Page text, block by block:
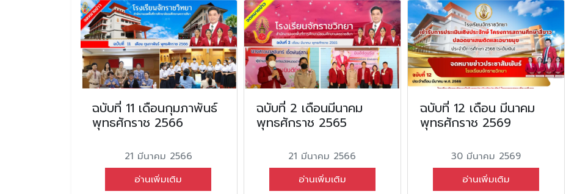
ฉบับที่ 11 เดือนกุมภาพันธ์
พุทธศักราช 2566
21 มีนาคม 2566
อ่านเพิ่มเติม
ฉบับที่ 2 เดือนมีนาคม
พุทธศักราช 2565
21 มีนาคม 2566
อ่านเพิ่มเติม
ฉบับที่ 12 เดือน มีนาคม
พุทธศักราช 2569
30 มีนาคม 2569
อ่านเพิ่มเติม